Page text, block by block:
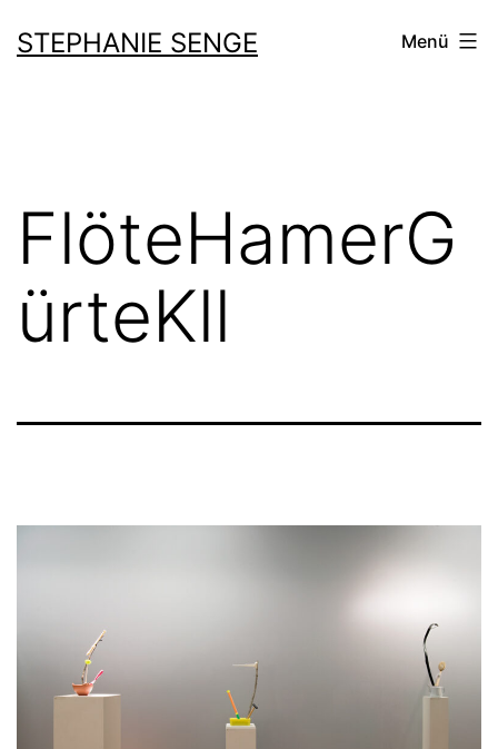
Inhalt
STEPHANIE SENGE Menü
FlöteHamerG
ürteKll